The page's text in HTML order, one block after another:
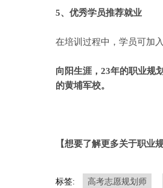
5、优秀学员推荐就业
在培训过程中，学员可加
向阳生涯，23年的职业规
的黄埔军校。
【想要了解更多关于职业
标签: 高考志愿规划师